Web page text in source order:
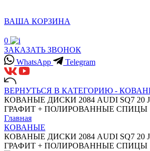
ВАША КОРЗИНА
0
ЗАКАЗАТЬ ЗВОНОК
WhatsApp
Telegram
ВЕРНУТЬСЯ В КАТЕГОРИЮ -
КОВАНЫЕ ДИСКИ 2084 AUDI SQ7 20
ГРАФИТ + ПОЛИРОВАННЫЕ СПИЦЫ
Главная
КОВАНЫЕ
КОВАНЫЕ ДИСКИ 2084 AUDI SQ7 20
ГРАФИТ + ПОЛИРОВАННЫЕ СПИЦЫ